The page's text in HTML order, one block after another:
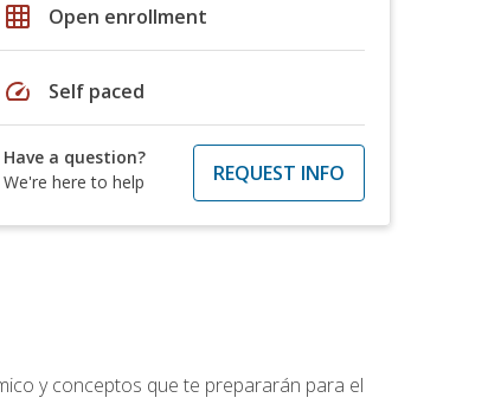
grid_on Open enrollment
speed Self paced
Have a question?
We're here to help
REQUEST INFO
y conceptos que te prepararán para el